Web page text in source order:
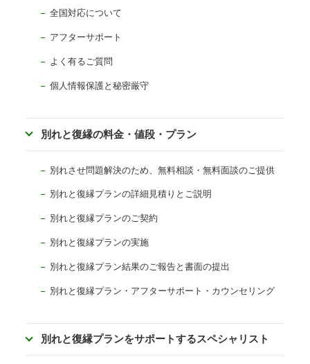
全国対応について
アフターサポート
よく有るご質問
個人情報保護と秘密厳守
別れと復縁の料金・値段・プラン
別れさせ問題解決のため、無料相談・無料面談のご提供
別れと復縁プランの詳細見積りとご説明
別れと復縁プランのご契約
別れと復縁プランの実施
別れと復縁プラン結果のご報告と書面の提出
別れと復縁プラン・アフターサポート・カウンセリング
別れと復縁プランをサポートするスペシャリスト